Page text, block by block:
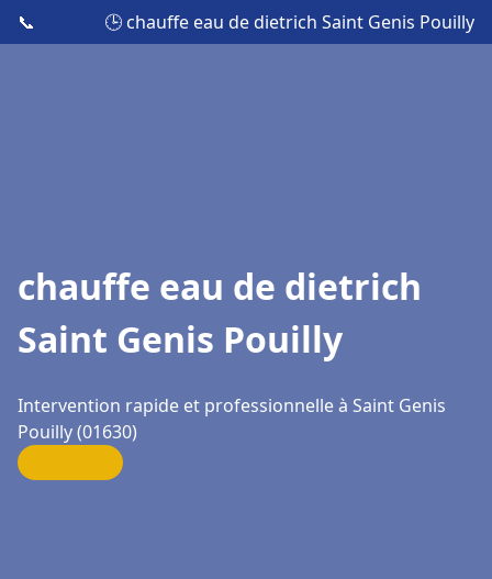
📞 🕒 chauffe eau de dietrich Saint Genis Pouilly
chauffe eau de dietrich
Saint Genis Pouilly
Intervention rapide et professionnelle à Saint Genis
Pouilly (01630)